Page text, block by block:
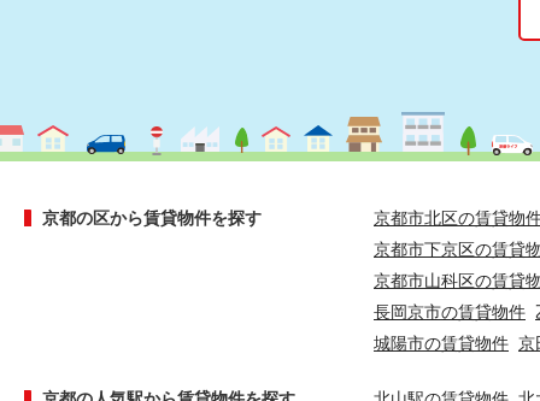
京都の区から賃貸物件を探す
京都市北区の賃貸物
京都市下京区の賃貸
京都市山科区の賃貸
長岡京市の賃貸物件
城陽市の賃貸物件 京